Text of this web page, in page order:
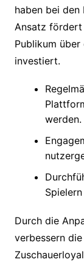
haben bei den
Ansatz fördert
Publikum
investiert.
werden.
Durch die
verbessern